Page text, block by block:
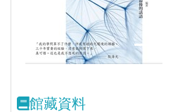
館藏資料